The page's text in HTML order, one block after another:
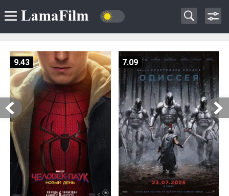
9.43 7.09